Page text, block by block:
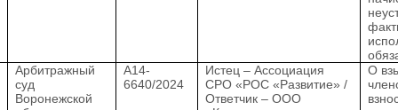
Арбитражный
суд
Воронежской
А14-
6640/2024
Истец – Ассоциация
СРО «РОС «Развитие» /
Ответчик – ООО
О